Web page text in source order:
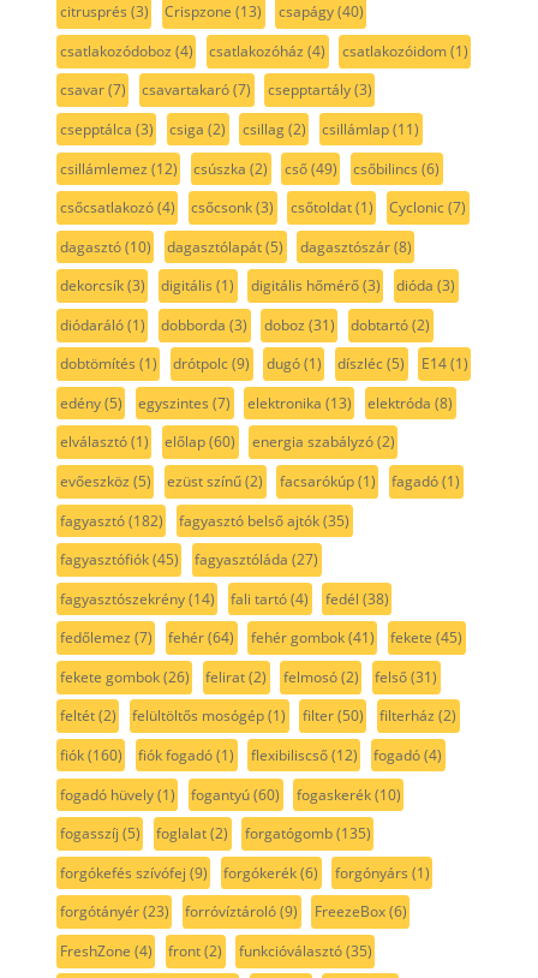
citrusprés (3) Crispzone (13) csapágy(40)
csatlakozódoboz (4) csatlakozóház (4) csatlakozóidom(1)
csavar(7) csavartakaró(7) csepptartály(3)
csepptálca (3) csiga (2) csillag(2) csillámlap(11)
csillámlemez (12) csúszka (2) cső(49) csőbilincs (6)
csőcsatlakozó(4) csőcsonk(3) csőtoldat(1) Cyclonic(7)
dagasztó(10) dagasztólapát(5) dagasztószár(8)
dekorcsík(3) digitális (1) digitális hőmérő(3) dióda (3)
diódaráló(1) dobborda (3) doboz (31) dobtartó(2)
dobtömítés (1) drótpolc(9) dugó(1) díszléc(5) E14(1)
edény(5) egyszintes (7) elektronika (13) elektróda (8)
elválasztó(1) előlap(60) energia szabályzó(2)
evőeszköz (5) ezüst színű(2) facsarókúp(1) fagadó(1)
fagyasztó(182) fagyasztó belső ajtók(35)
fagyasztófiók(45) fagyasztóláda (27)
fagyasztószekrény(14) fali tartó(4) fedél (38)
fedőlemez (7) fehér(64) fehér gombok(41) fekete (45)
fekete gombok(26) felirat(2) felmosó(2) felső(31)
feltét(2) felültöltős mosógép(1) filter(50) filterház (2)
fiók(160) fiók fogadó(1) flexibiliscső(12) fogadó(4)
fogadó hüvely(1) fogantyú(60) fogaskerék(10)
fogasszíj (5) foglalat(2) forgatógomb(135)
forgókefés szívófej (9) forgókerék(6) forgónyárs (1)
forgótányér(23) forróvíztároló(9) FreezeBox(6)
FreshZone (4) front(2) funkcióválasztó(35)